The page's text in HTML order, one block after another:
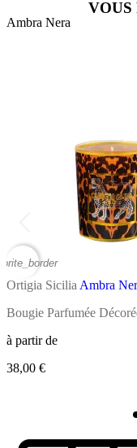
Ambra Nera
Ortigia Sicilia Ambra
Bougie Parfumée
à partir de
38,00 €